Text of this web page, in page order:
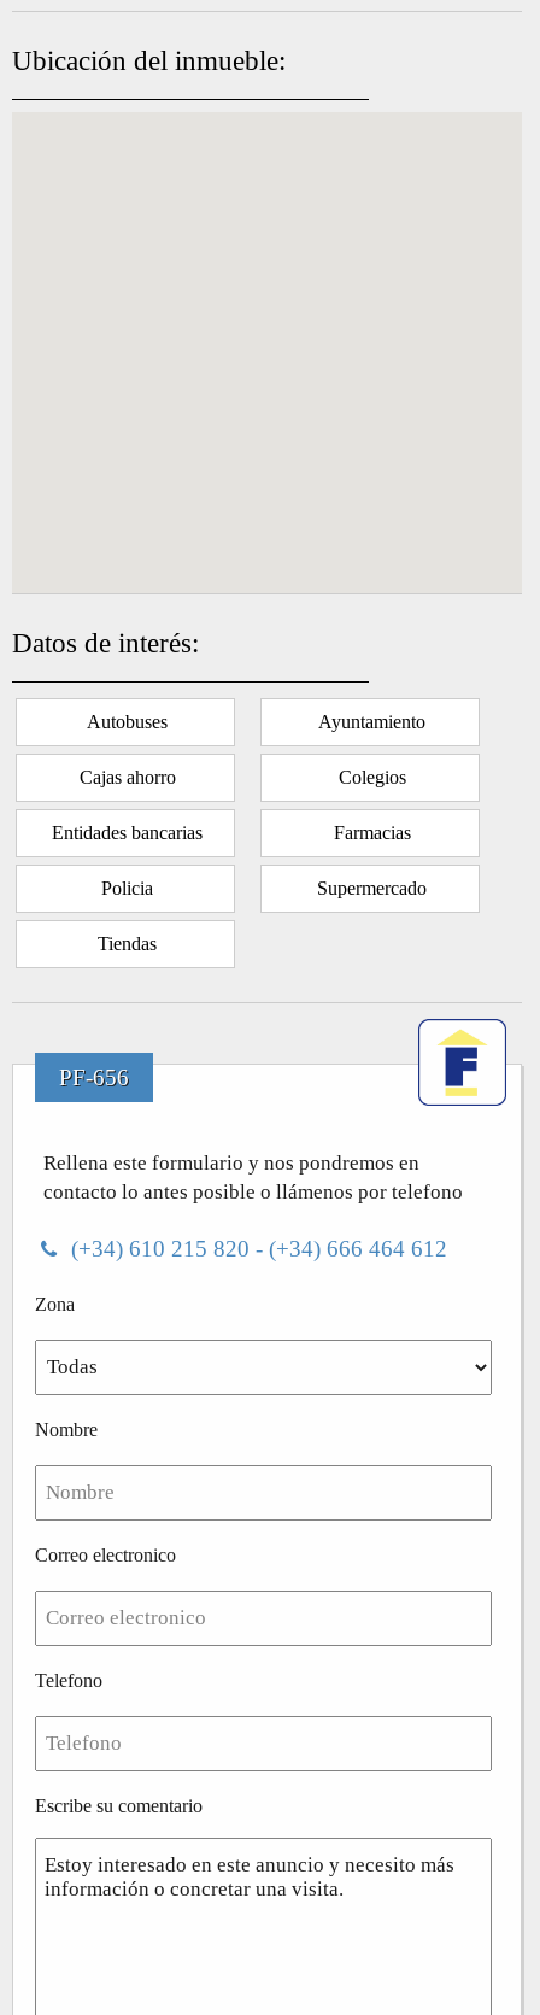
Ubicación del inmueble:
Datos de interés:
Autobuses Ayuntamiento
Cajas ahorro Colegios
Entidades bancarias Farmacias
Policia Supermercado
Tiendas
PF-656
Rellena este formulario y nos pondremos en
contacto lo antes posible o llámenos por telefono
(+34) 610 215 820 - (+34) 666 464 612
Zona
Nombre
Correo electronico
Telefono
Escribe su comentario